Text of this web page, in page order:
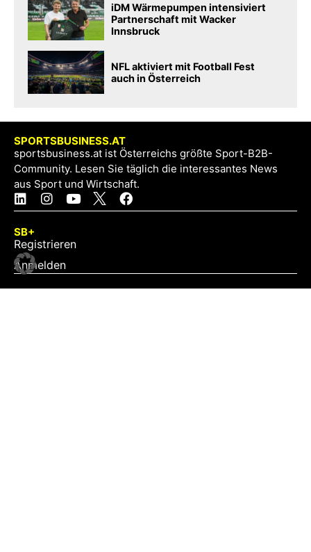
iDM Wärmepumpen intensiviert
Partnerschaft mit Wacker
Innsbruck
NFL aktiviert mit Football Fest
auch in Österreich
SPORTSBUSINESS.AT
sportsbusiness.at ist Österreichs größte Sport-B2B-
Community. Lesen Sie täglich die interessantes News
aus Sport und Wirtschaft.
SB+
Registrieren
Anmelden